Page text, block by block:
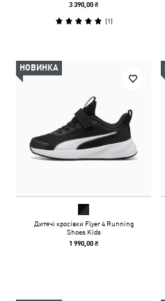
3 390,00 ₴
(1)
НОВИНКА
Дитячі кросівки Flyer 4 Running
Shoes Kids
1 990,00 ₴